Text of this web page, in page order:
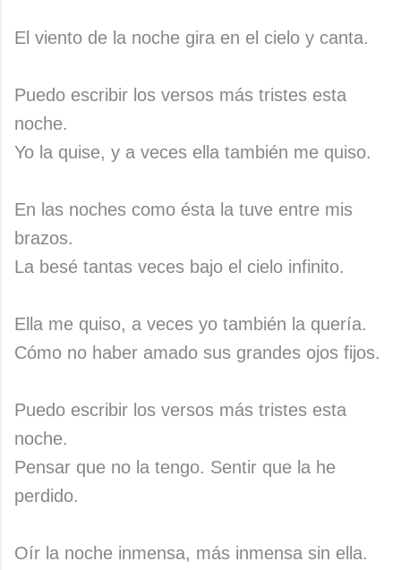
El viento de la noche gira en el cielo y canta.
Puedo escribir los versos más tristes esta
noche.
Yo la quise, y a veces ella también me quiso.
En las noches como ésta la tuve entre mis
brazos.
La besé tantas veces bajo el cielo infinito.
Ella me quiso, a veces yo también la quería.
Cómo no haber amado sus grandes ojos fijos.
Puedo escribir los versos más tristes esta
noche.
Pensar que no la tengo. Sentir que la he
perdido.
Oír la noche inmensa, más inmensa sin ella.